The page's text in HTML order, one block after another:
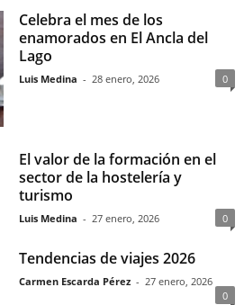
Celebra el mes de los
enamorados en El Ancla del
Lago
Luis Medina - 28 enero, 2026 0
El valor de la formación en el
sector de la hostelería y
turismo
Luis Medina - 27 enero, 2026 0
Tendencias de viajes 2026
Carmen Escarda Pérez - 27 enero, 2026
0